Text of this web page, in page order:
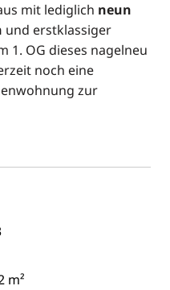
mit lediglich neun
und erstklassiger
1. OG dieses nagelneu
noch eine
zur
m²